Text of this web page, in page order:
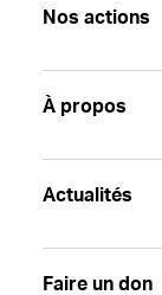
Nos actions
À propos
Actualités
Faire un don